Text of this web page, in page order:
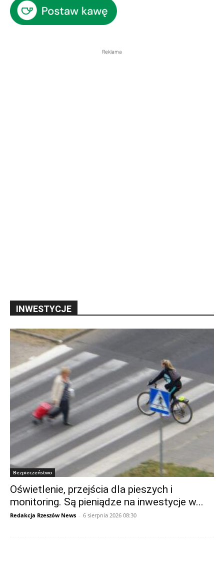
Reklama
INWESTYCJE
Bezpieczeństwo
Oświetlenie, przejścia dla pieszych i
monitoring. Są pieniądze na inwestycje w...
Redakcja Rzeszów News - 6 sierpnia 2026 08:30